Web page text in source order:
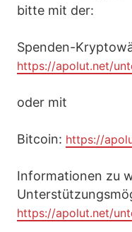
bitte mit der:
Spenden-
https://apolut.net/
oder mit
Bitcoin: https://
Informationen zu
https://apolut.net/